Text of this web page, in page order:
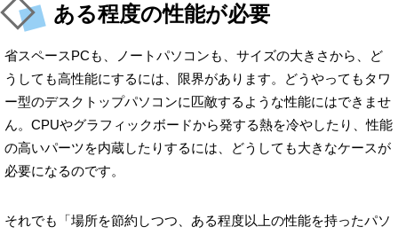
ある程度の性能が必要
省スペースPCも、ノートパソコンも、サイズの大きさから、ど
うしても高性能にするには、限界があります。どうやってもタワ
ー型のデスクトップパソコンに匹敵するような性能にはできませ
ん。CPUやグラフィックボードから発する熱を冷やしたり、性能
の高いパーツを内蔵したりするには、どうしても大きなケースが
必要になるのです。
それでも「場所を節約しつつ、ある程度以上の性能を持ったパソ